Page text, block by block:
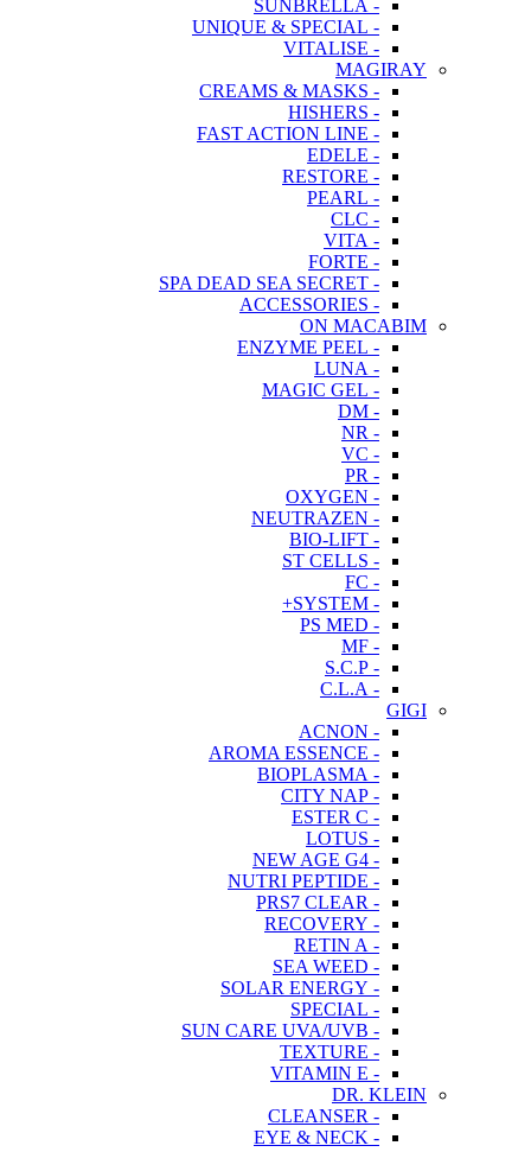
- SUNBRELLA
- UNIQUE & SPECIAL
- VITALISE
MAGIRAY
- CREAMS & MASKS
- HISHERS
- FAST ACTION LINE
- EDELE
- RESTORE
- PEARL
- CLC
- VITA
- FORTE
- SPA DEAD SEA SECRET
- ACCESSORIES
ON MACABIM
- ENZYME PEEL
- LUNA
- MAGIC GEL
- DM
- NR
- VC
- PR
- OXYGEN
- NEUTRAZEN
- BIO-LIFT
- ST CELLS
- FC
- SYSTEM+
- PS MED
- MF
- S.C.P
- C.L.A
GIGI
- ACNON
- AROMA ESSENCE
- BIOPLASMA
- CITY NAP
- ESTER C
- LOTUS
- NEW AGE G4
- NUTRI PEPTIDE
- PRS7 CLEAR
- RECOVERY
- RETIN A
- SEA WEED
- SOLAR ENERGY
- SPECIAL
- SUN CARE UVA/UVB
- TEXTURE
- VITAMIN E
DR. KLEIN
- CLEANSER
- EYE & NECK